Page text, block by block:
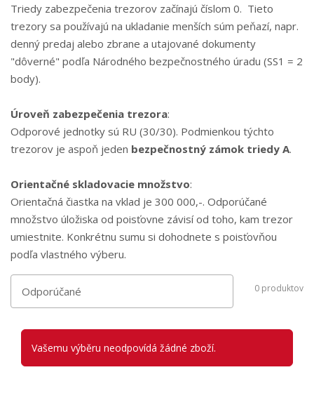
Triedy zabezpečenia trezorov začínajú číslom 0. Tieto
trezory sa používajú na ukladanie menších súm peňazí, napr.
denný predaj alebo zbrane a utajované dokumenty
"dôverné" podľa Národného bezpečnostného úradu (SS1 = 2
body).
Úroveň zabezpečenia trezora:
Odporové jednotky sú RU (30/30). Podmienkou týchto
trezorov je aspoň jeden bezpečnostný zámok triedy A.
Orientačné skladovacie množstvo:
Orientačná čiastka na vklad je 300 000,-. Odporúčané
množstvo úložiska od poisťovne závisí od toho, kam trezor
umiestnite. Konkrétnu sumu si dohodnete s poisťovňou
podľa vlastného výberu.
0 produktov
Vašemu výběru neodpovídá žádné zboží.